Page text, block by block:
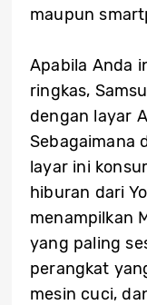
maupun
Apabila Anda
ringkas,
dengan layar
Sebagaimana
layar ini
hiburan dari
menampilkan
yang paling
perangkat
mesin cuci,